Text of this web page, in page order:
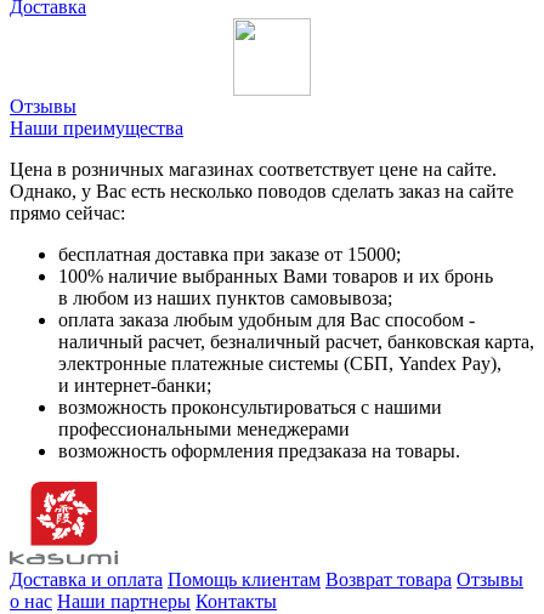
Доставка
Отзывы
Наши преимущества
Цена в розничных магазинах соответствует цене на сайте.
Однако, у Вас есть несколько поводов сделать заказ на сайте
прямо сейчас:
бесплатная доставка при заказе от 15000;
100% наличие выбранных Вами товаров и их бронь
в любом из наших пунктов самовывоза;
оплата заказа любым удобным для Вас способом -
наличный расчет, безналичный расчет, банковская карта,
электронные платежные системы (СБП, Yandex Pay),
и интернет-банки;
возможность проконсультироваться с нашими
профессиональными менеджерами
возможность оформления предзаказа на товары.
Доставка и оплата Помощь клиентам Возврат товара Отзывы
о нас Наши партнеры Контакты